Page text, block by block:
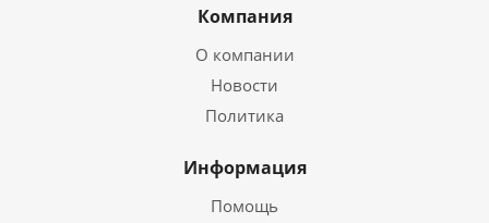
Компания
О компании
Новости
Политика
Информация
Помощь